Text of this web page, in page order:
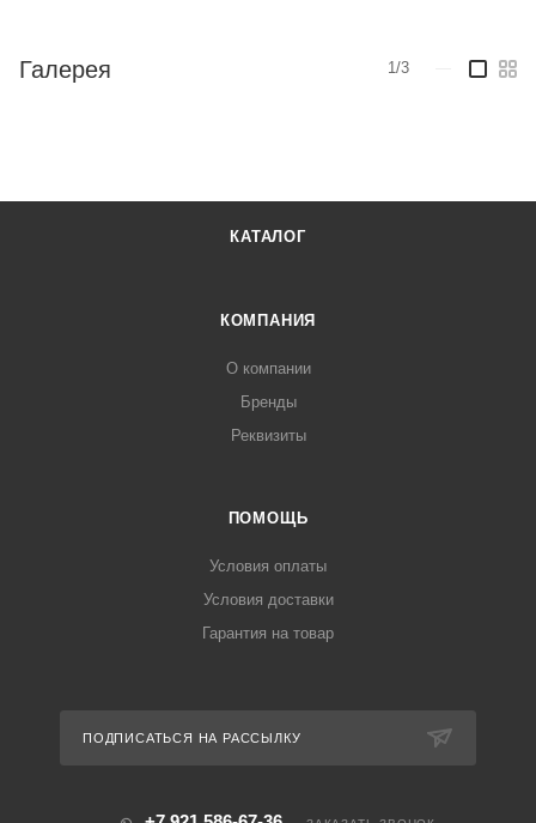
Галерея 1/3
КАТАЛОГ
КОМПАНИЯ
О компании
Бренды
Реквизиты
ПОМОЩЬ
Условия оплаты
Условия доставки
Гарантия на товар
ПОДПИСАТЬСЯ НА РАССЫЛКУ